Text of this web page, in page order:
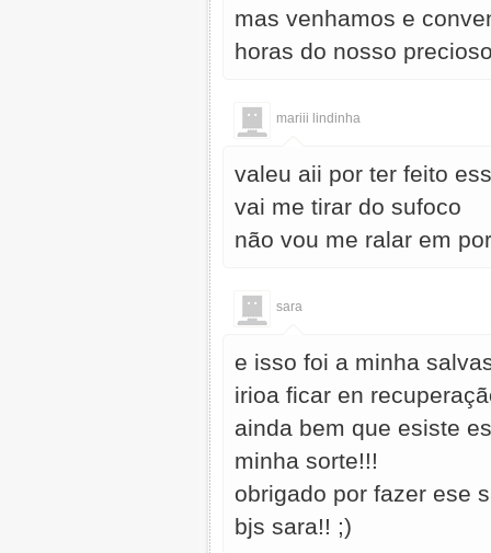
mas venhamos e
horas do nosso
mariii lindinha
valeu aii por ter feito
vai me tirar do sufoco
não vou me ralar em
sara
e isso foi a minha
irioa ficar en
ainda bem que esiste
minha sorte!!!
obrigado por fazer ese
bjs sara!! ;)